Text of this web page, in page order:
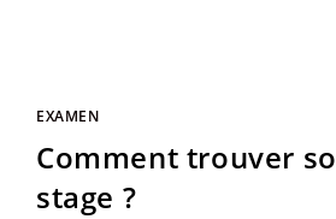
EXAMEN
Comment trouver
stage ?